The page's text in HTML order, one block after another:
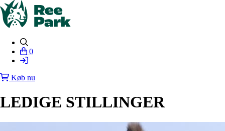
0
Køb nu
LEDIGE STILLINGER